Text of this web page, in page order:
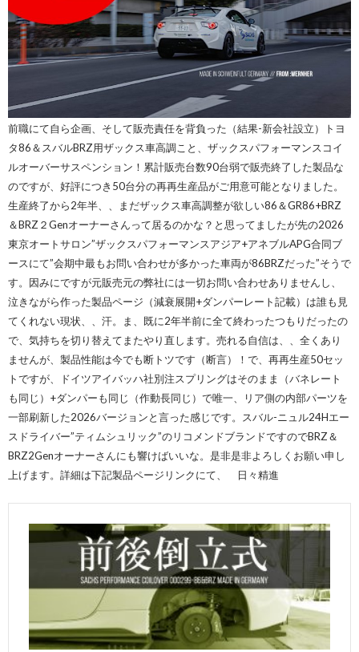
前職にて自ら企画、そして販売責任を背負った（結果-新会社設立）トヨ
タ86＆スバルBRZ用ザックス車高調こと、ザックスパフォーマンスコイ
ルオーバーサスペンション！累計販売台数90台弱で販売終了した製品な
のですが、好評につき50台分の再再生産品がご用意可能となりました。
生産終了から2年半、、まだザックス車高調整が欲しい86＆GR86+BRZ
＆BRZ２Genオーナーさんって居るのかな？と思ってましたが先の2026
東京オートサロン”ザックスパフォーマンスアジア+アネブルAPG合同ブ
ースにて”会期中最もお問い合わせが多かった車両が86BRZだった”そうで
す。因みにですが元販売元の弊社には一切お問い合わせありませんし、
泣きながら作った製品ページ（減衰展開+ダンパーレート記載）は誰も見
てくれない現状、、汗。ま、既に2年半前に全て終わったつもりだったの
で、気持ちを切り替えてまたやり直します。売れる自信は、、全くあり
ませんが、製品性能は今でも断トツです（断言）！で、再再生産50セッ
トですが、ドイツアイバッハ社別注スプリングはそのまま（バネレート
も同じ）+ダンパーも同じ（作動長同じ）で唯一、リア側の内部パーツを
一部刷新した2026バージョンと言った感じです。スバル-ニュル24Hエー
スドライバー”ティムシュリック”のリコメンドブランドですのでBRZ＆
BRZ2Genオーナーさんにも響けばいいな。是非是非よろしくお願い申し
上げます。詳細は下記製品ページリンクにて、 日々精進